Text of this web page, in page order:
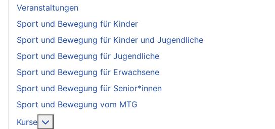
Veranstaltungen
Sport und Bewegung für Kinder
Sport und Bewegung für Kinder und Jugendliche
Sport und Bewegung für Jugendliche
Sport und Bewegung für Erwachsene
Sport und Bewegung für Senior*innen
Sport und Bewegung vom MTG
Kurse